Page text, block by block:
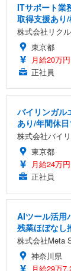
ITサポート業
取得支援あり
株式会社リク
東京都
月給20万
正社員
バイリンガル
あり/年間休
株式会社バイ
東京都
月給24万
正社員
AIツール活用
残業ほぼなし
株式会社Meta
神奈川県
月給29万